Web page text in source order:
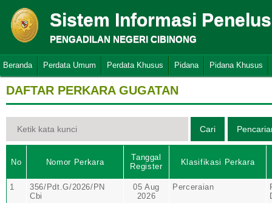
Sistem Informasi
PENGADILAN NEGERI CIBINONG
Beranda Perdata Umum Perdata Khusus Pidana Pidana Khusus
DAFTAR PERKARA GUGATAN
No Nomor Perkara
Tanggal
Register
Klasifikasi Perkara
1
356/Pdt.G/2026/PN
Cbi
05 Aug
2026
Perceraian